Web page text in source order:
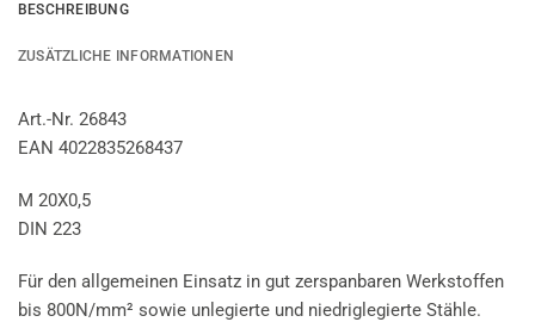
BESCHREIBUNG
ZUSÄTZLICHE INFORMATIONEN
Art.-Nr. 26843
EAN 4022835268437
M 20X0,5
DIN 223
Für den allgemeinen Einsatz in gut zerspanbaren Werkstoffen
bis 800N/mm² sowie unlegierte und niedriglegierte Stähle.